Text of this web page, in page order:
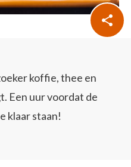
koffie, thee en
Een uur voordat de
klaar staan!